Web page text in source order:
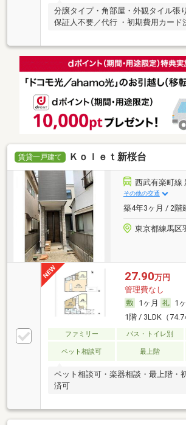
分譲タイプ・角部屋・外観タイル張
保証人不要／代行 ・初期費用カード
賃貸一戸建て Ｋｏｌｅｔ新桜台
西武有楽町線
その他の交通
築4年3ヶ月 / 2階
東京都練馬区
27.90万円
管理費なし
1ヶ月
1
1階 / 3LDK（
ファミリー バス・トイレ別
ペット相談可 最上階
ペット相談可・楽器相談・最上階・
済可